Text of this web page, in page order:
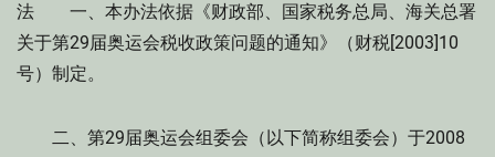
法 一、本办法依据《财政部、国家税务总局、海关总署
关于第29届奥运会税收政策问题的通知》（财税[2003]10
号）制定。
二、第29届奥运会组委会（以下简称组委会）于2008